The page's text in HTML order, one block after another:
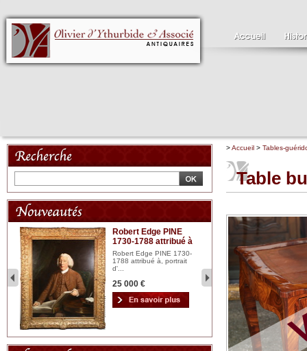
Robert Edge PINE
1730-1788 attribué à
Robert Edge PINE 1730-
1788 attribué à, portrait
d'...
25 000 € 2
>Accueil > Tables-
Table